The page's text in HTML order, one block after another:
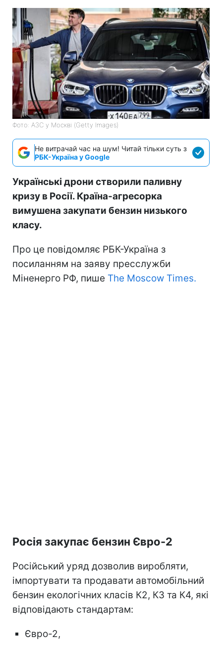
Фото: АЗС у Москві (Getty Images)
Не витрачай час на шум! Читай тільки суть з
РБК-Україна у Google
Українські дрони створили паливну
кризу в Росії. Країна-агресорка
вимушена закупати бензин низького
класу.
Про це повідомляє РБК-Україна з
посиланням на заяву пресслужби
Міненерго РФ, пише The Moscow Times.
Росія закупає бензин Євро-2
Російський уряд дозволив виробляти,
імпортувати та продавати автомобільний
бензин екологічних класів К2, К3 та К4, які
відповідають стандартам:
Євро-2,